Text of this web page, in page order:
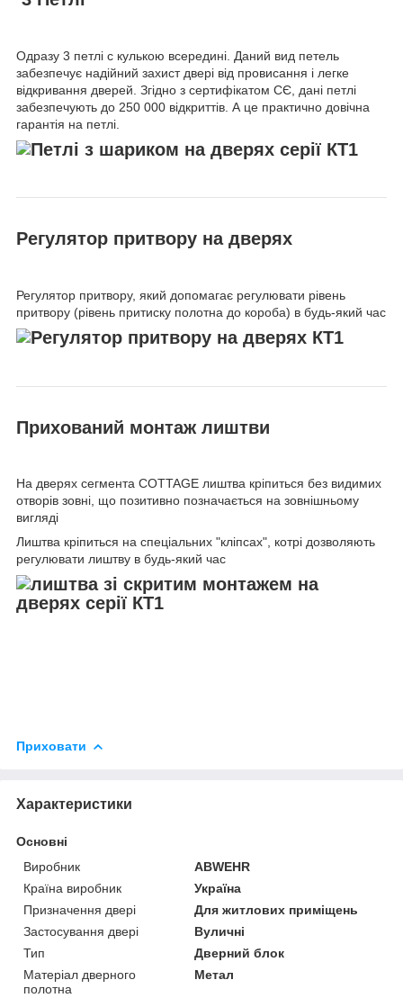
Одразу 3 петлі c кулькою всередині. Даний вид петель
забезпечує надійний захист двері від провисання і легке
відкривання дверей. Згідно з сертифікатом СЄ, дані петлі
забезпечують до 250 000 відкриттів. А це практично довічна
гарантія на петлі.
Регулятор притвору на дверях
Регулятор притвору, який допомагає регулювати рівень
притвору (рівень притиску полотна до короба) в будь-який час
Прихований монтаж лиштви
На дверях сегмента COTTAGE лиштва кріпиться без видимих
отворів зовні, що позитивно позначається на зовнішньому
вигляді
Лиштва кріпиться на спеціальних "кліпсах", котрі дозволяють
регулювати лиштву в будь-який час
Приховати
Характеристики
Основні
Виробник
ABWEHR
Країна виробник
Україна
Призначення двері
Для житлових приміщень
Застосування двері
Вуличні
Тип
Дверний блок
Матеріал дверного
полотна
Метал